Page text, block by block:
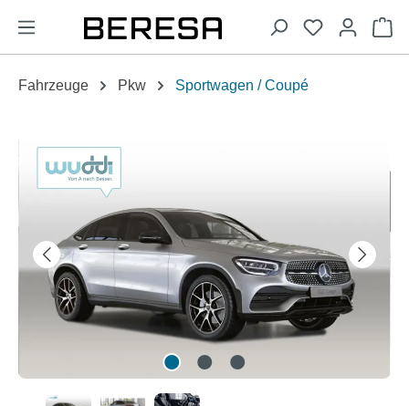
springen
Fahrzeuge Pkw Sportwagen / Coupé
Bildergalerie überspringen